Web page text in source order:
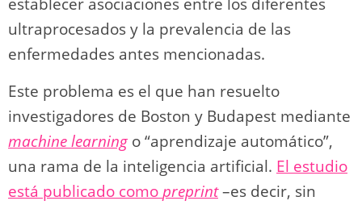
establecer asociaciones entre los diferentes
ultraprocesados y la prevalencia de las
enfermedades antes mencionadas.
Este problema es el que han resuelto
investigadores de Boston y Budapest mediante
machine learning o “aprendizaje automático”,
una rama de la inteligencia artificial. El estudio
está publicado comopreprint–es decir, sin